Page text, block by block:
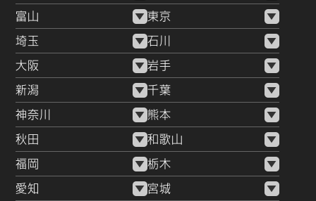
富山 東京
埼玉 石川
大阪 岩手
新潟 千葉
神奈川 熊本
秋田 和歌山
福岡 栃木
愛知 宮城